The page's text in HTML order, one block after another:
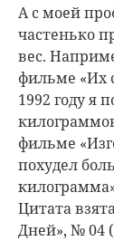
А с моей
частенько
вес.
фильме «Их
1992 году я
фильме
похудел
Цитата
Дней», № 04